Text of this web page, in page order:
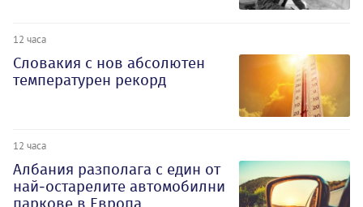
12 часа
Словакия с нов абсолютен
температурен рекорд
12 часа
Албания разполага с един от
най-остарелите автомобилни